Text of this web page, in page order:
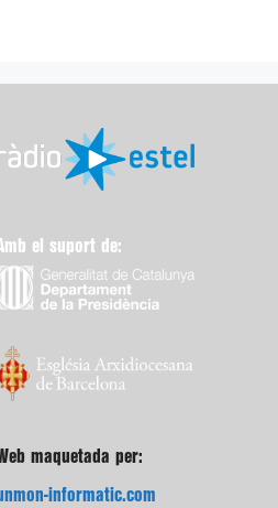
el suport de:
maquetada per:
informatic.com